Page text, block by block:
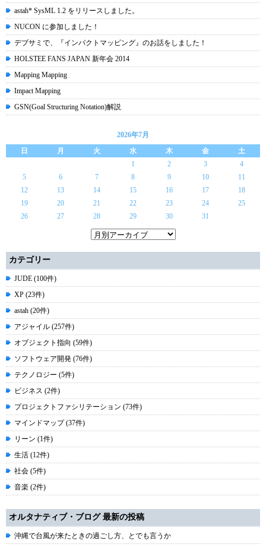
astah* SysML 1.2 をリリースしました。
NUCON に参加しました！
デブサミで、『インパクトマッピング』のお話をしました！
HOLSTEE FANS JAPAN 新年会 2014
Mapping Mapping
Impact Mapping
GSN(Goal Structuring Notation)解説
2026年7月
日
月 火 水 木 金
土
1
2 3
4
5
6 7 8 9 10
11
12
13 14 15 16 17
18
19
20 21 22 23 24
25
26
27 28 29 30 31
カテゴリー
JUDE (100件)
XP (23件)
astah (20件)
アジャイル (257件)
オブジェクト指向 (59件)
ソフトウェア開発 (76件)
テクノロジー (5件)
ビジネス (2件)
プロジェクトファシリテーション (73件)
マインドマップ (37件)
リーン (1件)
生活 (12件)
社会 (5件)
音楽 (2件)
オルタナティブ・ブログ 最新の投稿
沖縄で台風が来たときの過ごし方、とでも言うか